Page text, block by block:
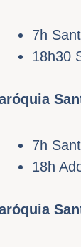
7h
18h30
7h
18h